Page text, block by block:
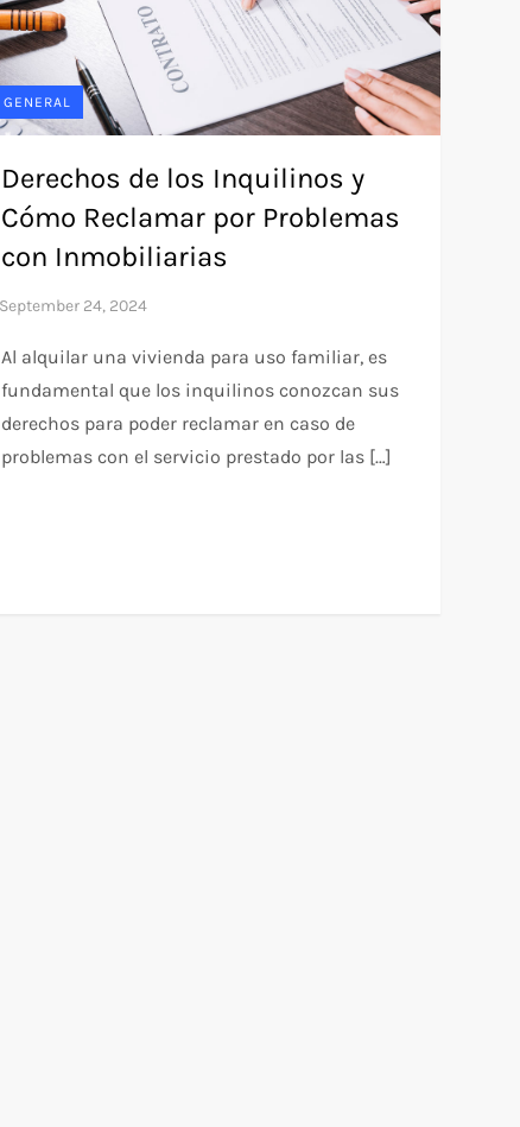
GENERAL
Derechos de los Inquilinos y
Cómo Reclamar por Problemas
con Inmobiliarias
Al alquilar una vivienda para uso familiar, es
fundamental que los inquilinos conozcan sus
derechos para poder reclamar en caso de
problemas con el servicio prestado por las […]